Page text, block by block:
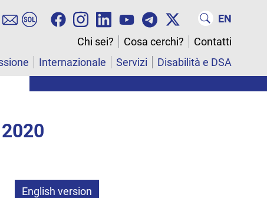
EN
Chi sei?
Cosa cerchi?
Contatti
Internazionale Servizi Disabilità e DSA
English version